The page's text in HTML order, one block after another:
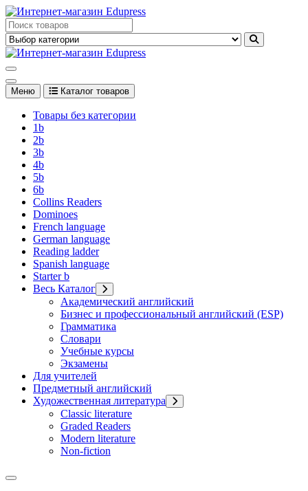
Перейти
к
содержимому
Edupress Uzbekistan, Edupress Узбекистан, книги, учебники на
английском языке
английском языке
Меню Каталог товаров
Товары без категории
1b
2b
3b
4b
5b
6b
Collins Readers
Dominoes
French language
German language
Reading ladder
Spanish language
Starter b
Весь Каталог
Академический английский
Бизнес и профессиональный английский (ESP)
Грамматика
Словари
Учебные курсы
Экзамены
Для учителей
Предметный английский
Художественная литература
Classic literature
Graded Readers
Modern literature
Non-fiction